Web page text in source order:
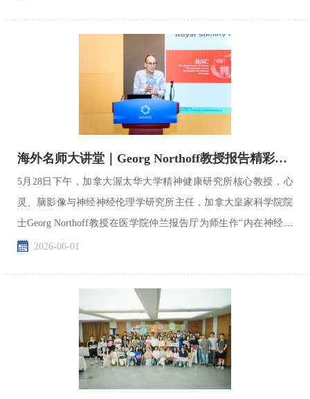
海外名师大讲堂｜Georg Northoff教授报告精彩回顾
5月28日下午，加拿大渥太华大学精神健康研究所核心教授，心
灵、脑影像与神经神经伦理学研究所主任，加拿大皇家科学院院
士Georg Northoff教授在医学院仲兰报告厅为师生作“内在神经时
间尺度：意识的时空动力学研究”专题报告。
2026-06-01